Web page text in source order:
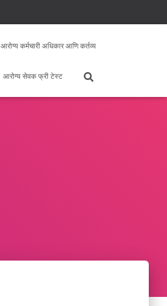
आरोग्य कर्मचारी अधिकार आणि कर्तव्य
आरोग्य सेवक फ्री टेस्ट